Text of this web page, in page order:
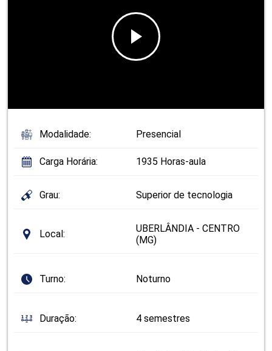
Modalidade: Presencial
Carga Horária: 1935 Horas-aula
Grau: Superior de tecnologia
Local:
UBERLÂNDIA - CENTRO
(MG)
Turno: Noturno
Duração: 4 semestres